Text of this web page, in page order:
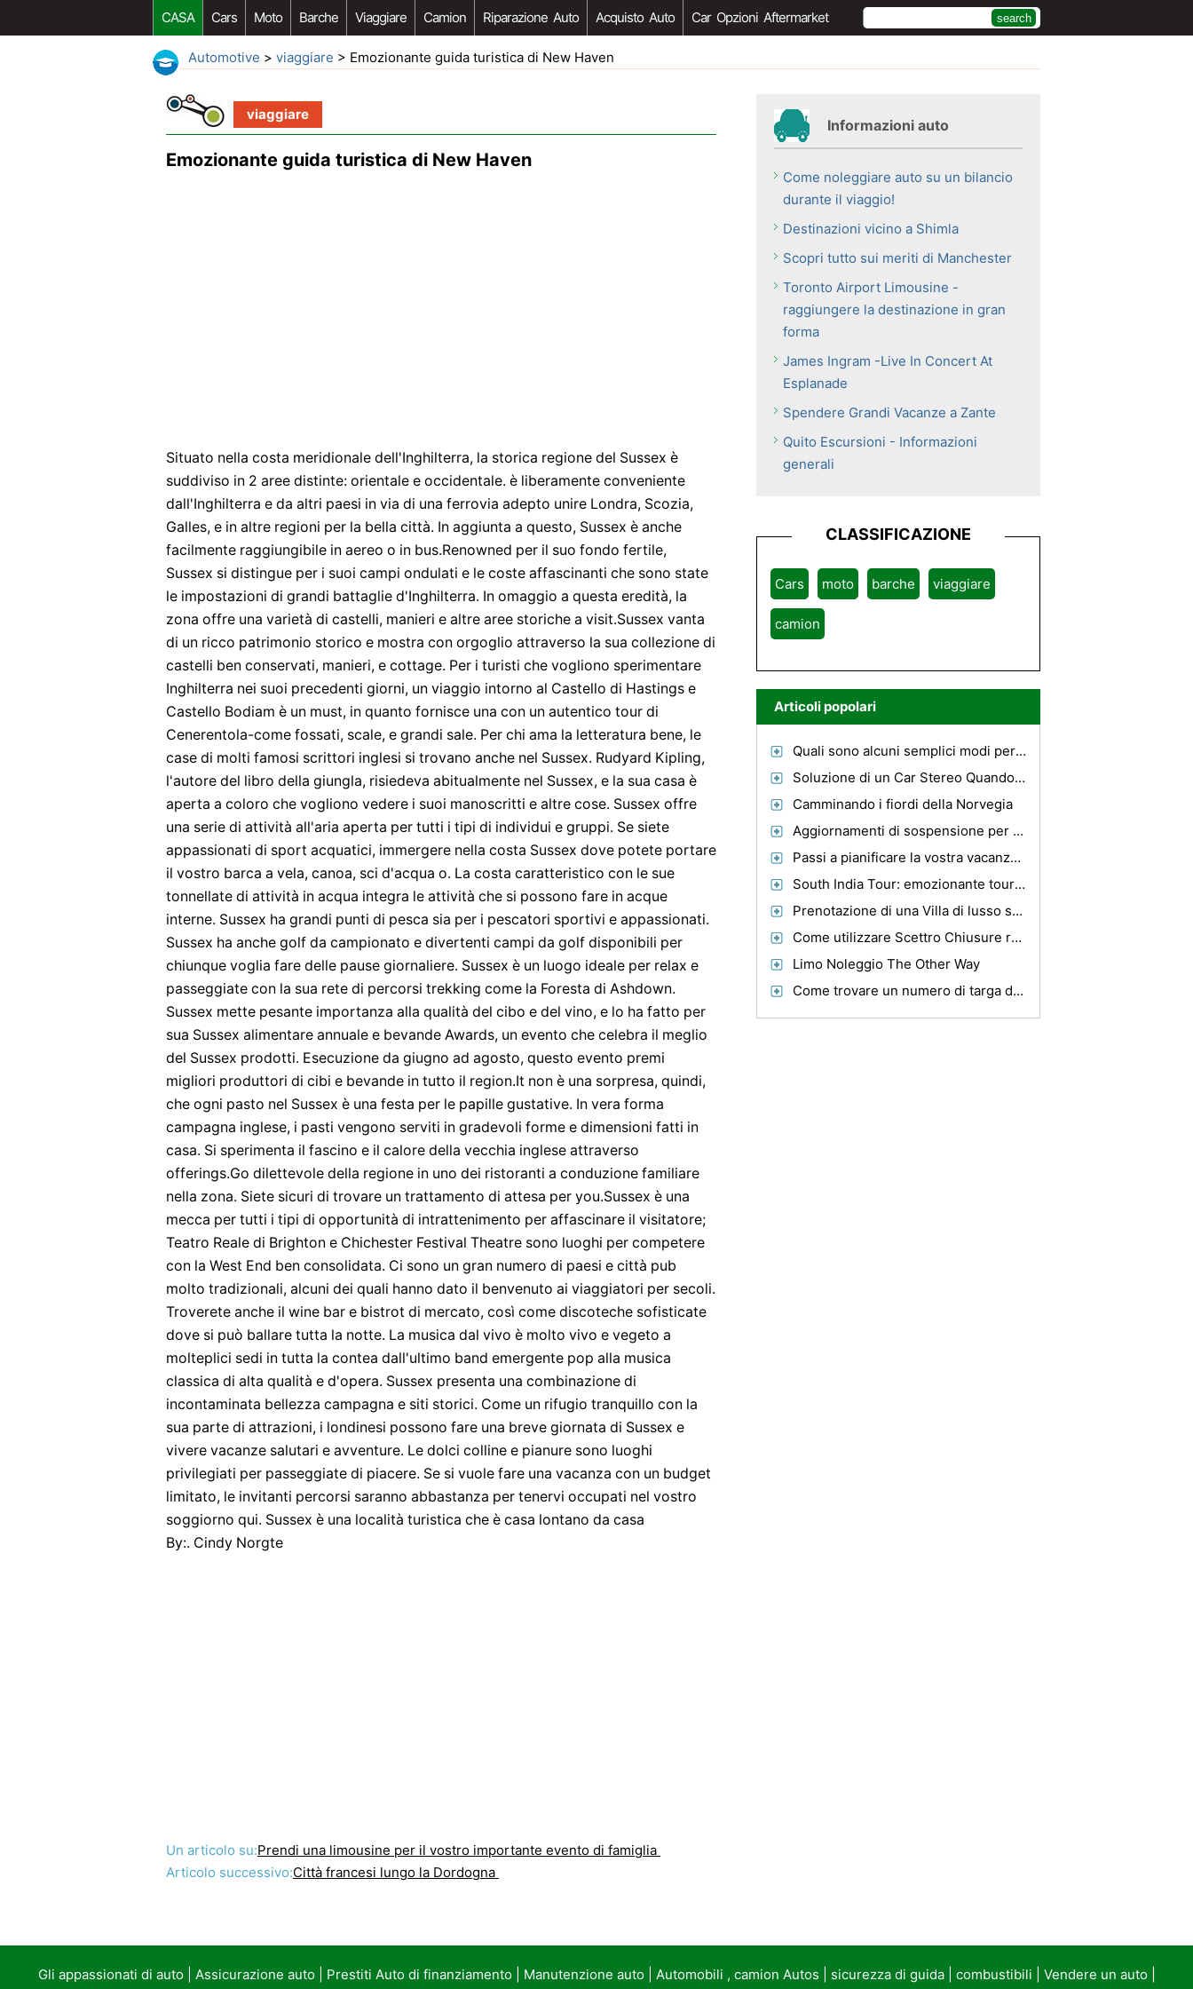
CASA Cars Moto Barche Viaggiare Camion Riparazione Auto Acquisto Auto Car Opzioni Aftermarket
Automotive > viaggiare > Emozionante guida turistica di New Haven
viaggiare
Emozionante guida turistica di New Haven
Situato nella costa meridionale dell'Inghilterra, la storica regione del Sussex è
suddiviso in 2 aree distinte: orientale e occidentale. è liberamente conveniente
dall'Inghilterra e da altri paesi in via di una ferrovia adepto unire Londra, Scozia,
Galles, e in altre regioni per la bella città. In aggiunta a questo, Sussex è anche
facilmente raggiungibile in aereo o in bus.Renowned per il suo fondo fertile,
Sussex si distingue per i suoi campi ondulati e le coste affascinanti che sono state
le impostazioni di grandi battaglie d'Inghilterra. In omaggio a questa eredità, la
zona offre una varietà di castelli, manieri e altre aree storiche a visit.Sussex vanta
di un ricco patrimonio storico e mostra con orgoglio attraverso la sua collezione di
castelli ben conservati, manieri, e cottage. Per i turisti che vogliono sperimentare
Inghilterra nei suoi precedenti giorni, un viaggio intorno al Castello di Hastings e
Castello Bodiam è un must, in quanto fornisce una con un autentico tour di
Cenerentola-come fossati, scale, e grandi sale. Per chi ama la letteratura bene, le
case di molti famosi scrittori inglesi si trovano anche nel Sussex. Rudyard Kipling,
l'autore del libro della giungla, risiedeva abitualmente nel Sussex, e la sua casa è
aperta a coloro che vogliono vedere i suoi manoscritti e altre cose. Sussex offre
una serie di attività all'aria aperta per tutti i tipi di individui e gruppi. Se siete
appassionati di sport acquatici, immergere nella costa Sussex dove potete portare
il vostro barca a vela, canoa, sci d'acqua o. La costa caratteristico con le sue
tonnellate di attività in acqua integra le attività che si possono fare in acque
interne. Sussex ha grandi punti di pesca sia per i pescatori sportivi e appassionati.
Sussex ha anche golf da campionato e divertenti campi da golf disponibili per
chiunque voglia fare delle pause giornaliere. Sussex è un luogo ideale per relax e
passeggiate con la sua rete di percorsi trekking come la Foresta di Ashdown.
Sussex mette pesante importanza alla qualità del cibo e del vino, e lo ha fatto per
sua Sussex alimentare annuale e bevande Awards, un evento che celebra il meglio
del Sussex prodotti. Esecuzione da giugno ad agosto, questo evento premi
migliori produttori di cibi e bevande in tutto il region.It non è una sorpresa, quindi,
che ogni pasto nel Sussex è una festa per le papille gustative. In vera forma
campagna inglese, i pasti vengono serviti in gradevoli forme e dimensioni fatti in
casa. Si sperimenta il fascino e il calore della vecchia inglese attraverso
offerings.Go dilettevole della regione in uno dei ristoranti a conduzione familiare
nella zona. Siete sicuri di trovare un trattamento di attesa per you.Sussex è una
mecca per tutti i tipi di opportunità di intrattenimento per affascinare il visitatore;
Teatro Reale di Brighton e Chichester Festival Theatre sono luoghi per competere
con la West End ben consolidata. Ci sono un gran numero di paesi e città pub
molto tradizionali, alcuni dei quali hanno dato il benvenuto ai viaggiatori per secoli.
Troverete anche il wine bar e bistrot di mercato, così come discoteche sofisticate
dove si può ballare tutta la notte. La musica dal vivo è molto vivo e vegeto a
molteplici sedi in tutta la contea dall'ultimo band emergente pop alla musica
classica di alta qualità e d'opera. Sussex presenta una combinazione di
incontaminata bellezza campagna e siti storici. Come un rifugio tranquillo con la
sua parte di attrazioni, i londinesi possono fare una breve giornata di Sussex e
vivere vacanze salutari e avventure. Le dolci colline e pianure sono luoghi
privilegiati per passeggiate di piacere. Se si vuole fare una vacanza con un budget
limitato, le invitanti percorsi saranno abbastanza per tenervi occupati nel vostro
soggiorno qui. Sussex è una località turistica che è casa lontano da casa
By:. Cindy Norgte
Un articolo su:Prendi una limousine per il vostro importante evento di famiglia
Articolo successivo:Città francesi lungo la Dordogna
Informazioni auto
Come noleggiare auto su un bilancio
durante il viaggio!
Destinazioni vicino a Shimla
Scopri tutto sui meriti di Manchester
Toronto Airport Limousine -
raggiungere la destinazione in gran
forma
James Ingram -Live In Concert At
Esplanade
Spendere Grandi Vacanze a Zante
Quito Escursioni - Informazioni
generali
CLASSIFICAZIONE
Cars moto barche viaggiare
camion
Articoli popolari
Quali sono alcuni semplici modi per migliorare Horse Power & MPG su una KIA Rio?
Soluzione di un Car Stereo Quando l'audio viene fuori
Camminando i fiordi della Norvegia
Aggiornamenti di sospensione per una 2006 Dodge Ram
Passi a pianificare la vostra vacanza di lusso
South India Tour: emozionante tour Pacchetti
Prenotazione di una Villa di lusso sulla spiaggia di Hawaii
Come utilizzare Scettro Chiusure resistenti ai bambini
Limo Noleggio The Other Way
Come trovare un numero di targa di un veicolo specifico in Pennsylvania
Gli appassionati di auto| Assicurazione auto| Prestiti Auto di finanziamento| Manutenzione auto| Automobili , camion Autos sicurezza di guida| combustibili Vendere un auto|